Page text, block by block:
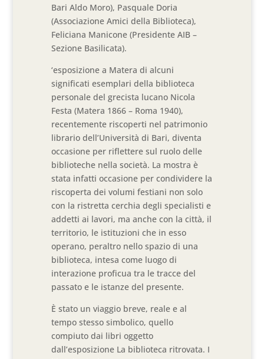
Bari Aldo Moro), Pasquale Doria
(Associazione Amici della Biblioteca),
Feliciana Manicone (Presidente AIB –
Sezione Basilicata).
‘esposizione a Matera di alcuni
significati esemplari della biblioteca
personale del grecista lucano Nicola
Festa (Matera 1866 – Roma 1940),
recentemente riscoperti nel patrimonio
librario dell’Università di Bari, diventa
occasione per riflettere sul ruolo delle
biblioteche nella società. La mostra è
stata infatti occasione per condividere la
riscoperta dei volumi festiani non solo
con la ristretta cerchia degli specialisti e
addetti ai lavori, ma anche con la città, il
territorio, le istituzioni che in esso
operano, peraltro nello spazio di una
biblioteca, intesa come luogo di
interazione proficua tra le tracce del
passato e le istanze del presente.
È stato un viaggio breve, reale e al
tempo stesso simbolico, quello
compiuto dai libri oggetto
dall’esposizione La biblioteca ritrovata. I